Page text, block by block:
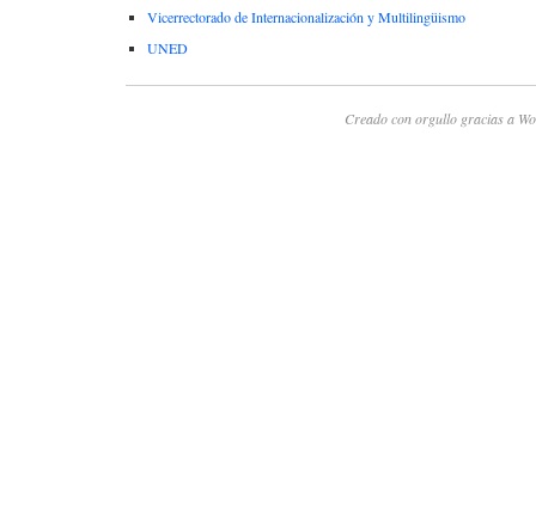
Vicerrectorado de Internacionalización y Multilingüismo
UNED
Creado con orgullo gracias a